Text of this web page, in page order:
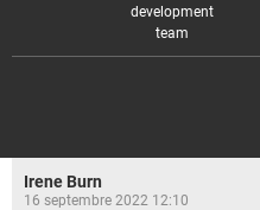
development
team
Irene Burn
16 septembre 2022 12:10